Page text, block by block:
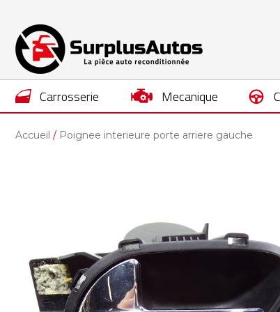
carrosserie mecanique
Accueil Poignee interieure porte arriere gauche
images
gallery